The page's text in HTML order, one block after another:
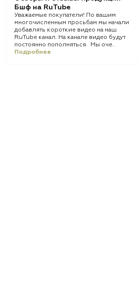
Бшф на RuTube
Уважаемые покупатели! По вашим
многочисленным просьбам мы начали
добавлять короткие видео на наш
RuTube канал. На канале видео будут
постоянно пополняться. Мы оче..
Подробнее